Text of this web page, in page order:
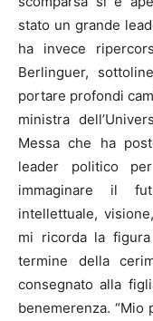
stato un grande
ha invece
Berlinguer,
portare profondi
ministra
Messa che ha
leader politico
immaginare il
intellettuale,
mi ricorda la
termine della
consegnato alla
benemerenza.